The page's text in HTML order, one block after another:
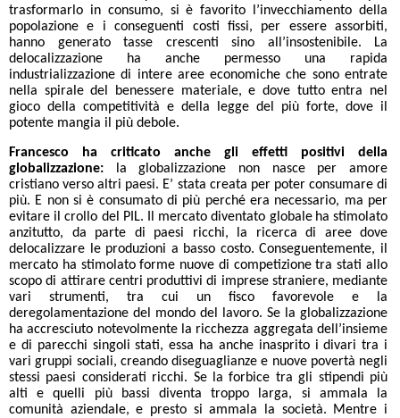
trasformarlo in consumo, si è favorito l’invecchiamento della
popolazione e i conseguenti costi fissi, per essere assorbiti,
hanno generato tasse crescenti sino all’insostenibile. La
delocalizzazione ha anche permesso una rapida
industrializzazione di intere aree economiche che sono entrate
nella spirale del benessere materiale, e dove tutto entra nel
gioco della competitività e della legge del più forte, dove il
potente mangia il più debole.
Francesco ha criticato anche gli effetti positivi della
globalizzazione:
la globalizzazione non nasce per amore
cristiano verso altri paesi. E’ stata creata per poter consumare di
più. E non si è consumato di più perché era necessario, ma per
evitare il crollo del PIL.
Il mercato diventato globale ha stimolato
anzitutto, da parte di paesi ricchi, la ricerca di aree dove
delocalizzare le produzioni a basso costo. Conseguentemente, il
mercato ha stimolato forme nuove di competizione tra stati allo
scopo di attirare centri produttivi di imprese straniere, mediante
vari strumenti, tra cui un fisco favorevole e la
deregolamentazione del mondo del lavoro. Se la globalizzazione
ha accresciuto notevolmente la ricchezza aggregata dell’insieme
e di parecchi singoli stati, essa ha anche inasprito i divari tra i
vari gruppi sociali, creando diseguaglianze e nuove povertà negli
stessi paesi considerati ricchi. Se la forbice tra gli stipendi più
alti e quelli più bassi diventa troppo larga, si ammala la
comunità aziendale, e presto si ammala la società. Mentre i